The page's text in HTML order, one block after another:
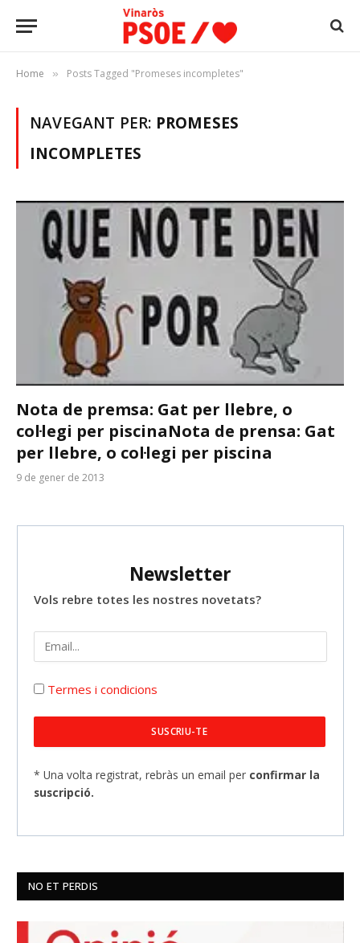
Home » Posts Tagged "Promeses incompletes"
NAVEGANT PER: PROMESES
INCOMPLETES
Nota de premsa: Gat per llebre, o
col·legi per piscinaNota de prensa: Gat
per llebre, o col·legi per piscina
9 de gener de 2013
Newsletter
Vols rebre totes les nostres novetats?
Termes i condicions
* Una volta registrat, rebràs un email per confirmar la
suscripció.
NO ET PERDIS